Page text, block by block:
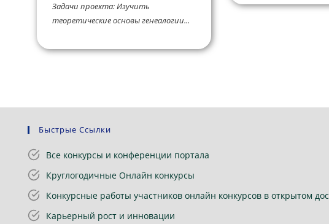
Задачи проекта: Изучить
теоретические основы генеалогии...
Быстрые Ссылки
Все конкурсы и конференции портала
Круглогодичные Онлайн конкурсы
Конкурсные работы участников онлайн конкурсов в открытом
Карьерный рост и инновации